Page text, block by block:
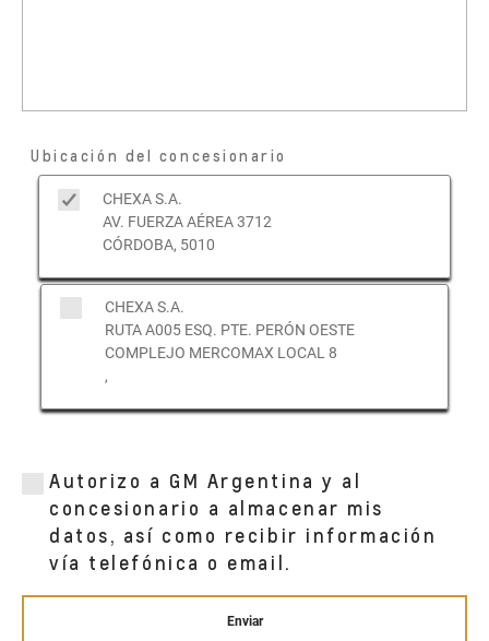
Ubicación del concesionario
CHEXA S.A.
AV. FUERZA AÉREA 3712
CÓRDOBA, 5010
CHEXA S.A.
RUTA A005 ESQ. PTE. PERÓN OESTE
COMPLEJO MERCOMAX LOCAL 8
,
Autorizo a GM Argentina y al
concesionario a almacenar mis
datos, así como recibir información
vía telefónica o email.
Enviar